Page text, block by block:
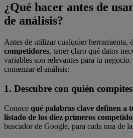
¿Qué hacer antes de
de análisis?
Antes de utilizar cualquier herramienta,
competidores, tener claro qué datos
variables son relevantes para tu
comenzar el análisis:
1. Descubre con quién compites
Conoce qué palabras clave definen a
listado de los diez primeros
buscador de Google, para cada una de